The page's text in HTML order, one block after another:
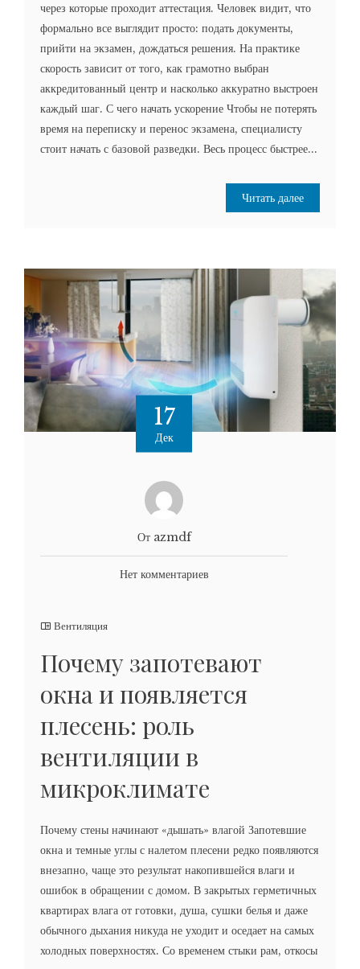
через которые проходит аттестация. Человек видит, что
формально все выглядит просто: подать документы,
прийти на экзамен, дождаться решения. На практике
скорость зависит от того, как грамотно выбран
аккредитованный центр и насколько аккуратно выстроен
каждый шаг. С чего начать ускорение Чтобы не потерять
время на переписку и перенос экзамена, специалисту
стоит начать с базовой разведки. Весь процесс быстрее...
Читать далее
17
Дек
От azmdf
Нет комментариев
Вентиляция
Почему запотевают
окна и появляется
плесень: роль
вентиляции в
микроклимате
Почему стены начинают «дышать» влагой Запотевшие
окна и темные углы с налетом плесени редко появляются
внезапно, чаще это результат накопившейся влаги и
ошибок в обращении с домом. В закрытых герметичных
квартирах влага от готовки, душа, сушки белья и даже
обычного дыхания никуда не уходит и оседает на самых
холодных поверхностях. Со временем стыки рам, откосы